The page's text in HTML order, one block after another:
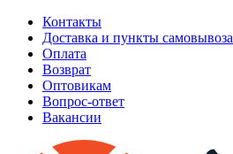
Контакты
Доставка и пункты самовывоза
Оплата
Возврат
Оптовикам
Вопрос-ответ
Вакансии